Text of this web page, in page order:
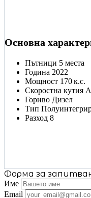
Основна
Пътници 5 места
Година 2022
Мощност 170 к.с.
Скоростна кутия
Гориво Дизел
Тип
Разход 8
Форма за
Име
Email